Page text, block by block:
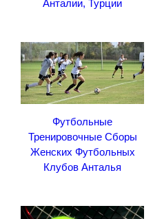
Анталии, Турции
Футбольные
Тренировочные Сборы
Женских Футбольных
Клубов Анталья